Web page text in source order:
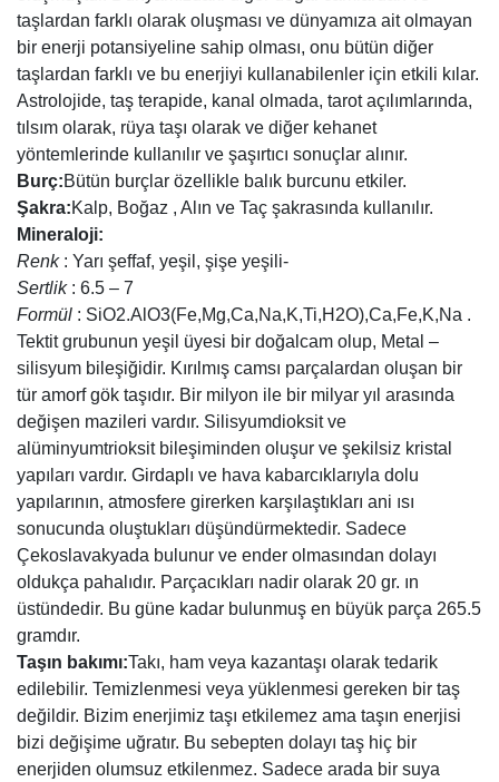
taşlardan farklı olarak oluşması ve dünyamıza ait olmayan
bir enerji potansiyeline sahip olması, onu bütün diğer
taşlardan farklı ve bu enerjiyi kullanabilenler için etkili kılar.
Astrolojide, taş terapide, kanal olmada, tarot açılımlarında,
tılsım olarak, rüya taşı olarak ve diğer kehanet
yöntemlerinde kullanılır ve şaşırtıcı sonuçlar alınır.
Burç:Bütün burçlar özellikle balık burcunu etkiler.
Şakra:Kalp, Boğaz , Alın ve Taç şakrasında kullanılır.
Mineraloji:
Renk: Yarı şeffaf, yeşil, şişe yeşili-
Sertlik: 6.5 – 7
Formül : SiO2.AlO3(Fe,Mg,Ca,Na,K,Ti,H2O),Ca,Fe,K,Na .
Tektit grubunun yeşil üyesi bir doğalcam olup, Metal –
silisyum bileşiğidir. Kırılmış camsı parçalardan oluşan bir
tür amorf gök taşıdır. Bir milyon ile bir milyar yıl arasında
değişen mazileri vardır. Silisyumdioksit ve
alüminyumtrioksit bileşiminden oluşur ve şekilsiz kristal
yapıları vardır. Girdaplı ve hava kabarcıklarıyla dolu
yapılarının, atmosfere girerken karşılaştıkları ani ısı
sonucunda oluştukları düşündürmektedir. Sadece
Çekoslavakyada bulunur ve ender olmasından dolayı
oldukça pahalıdır. Parçacıkları nadir olarak 20 gr. ın
üstündedir. Bu güne kadar bulunmuş en büyük parça 265.5
gramdır.
Taşın bakımı:Takı, ham veya kazantaşı olarak tedarik
edilebilir. Temizlenmesi veya yüklenmesi gereken bir taş
değildir. Bizim enerjimiz taşı etkilemez ama taşın enerjisi
bizi değişime uğratır. Bu sebepten dolayı taş hiç bir
enerjiden olumsuz etkilenmez. Sadece arada bir suya